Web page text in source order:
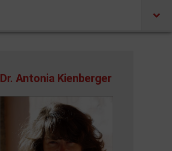
Dr. Antonia Kienberger